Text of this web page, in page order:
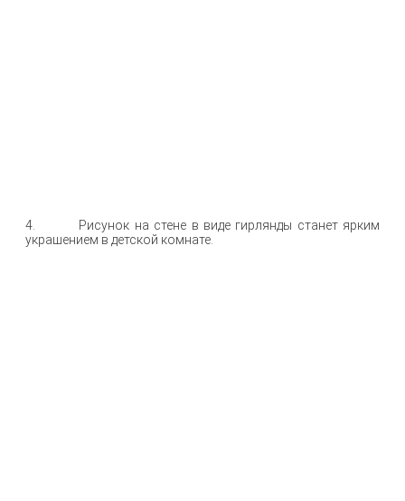
4. Рисунок на стене в виде гирлянды станет ярким
украшением в детской комнате.